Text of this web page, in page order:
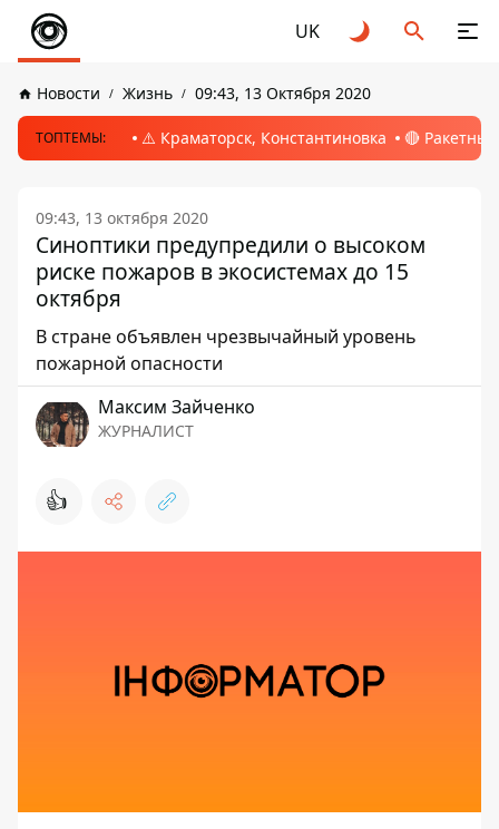
UK
Новости Жизнь 09:43, 13 Октября 2020
ТОПТЕМЫ: ⚠️ Краматорск, Константиновка 🔴
09:43, 13 октября 2020
Синоптики предупредили о высоком
риске пожаров в экосистемах до 15
октября
В стране объявлен чрезвычайный уровень
пожарной опасности
Максим Зайченко
ЖУРНАЛИСТ
👍